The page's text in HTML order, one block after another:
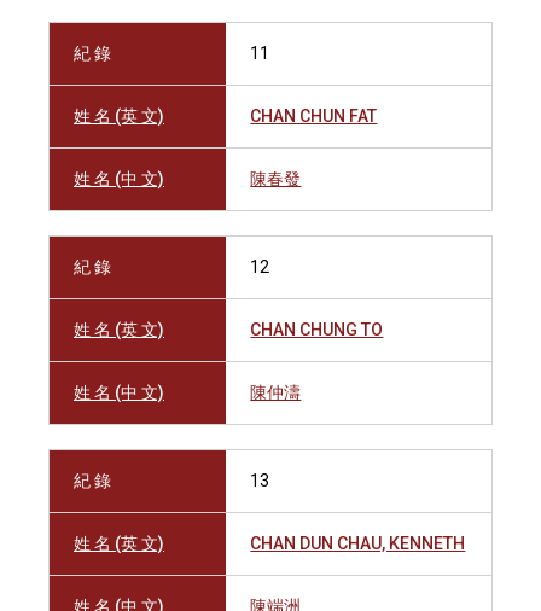
紀 錄 11
姓 名 (英 文) CHAN CHUN FAT
姓 名 (中 文) 陳春發
紀 錄 12
姓 名 (英 文) CHAN CHUNG TO
姓 名 (中 文) 陳仲濤
紀 錄 13
姓 名 (英 文) CHAN DUN CHAU, KENNETH
姓 名 (中 文) 陳端洲